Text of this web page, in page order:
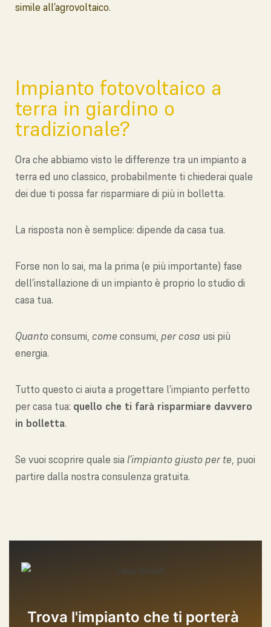
simile all’agrovoltaico.
Impianto fotovoltaico a
terra in giardino o
tradizionale?
Ora che abbiamo visto le differenze tra un impianto a
terra ed uno classico, probabilmente ti chiederai quale
dei due ti possa far risparmiare di più in bolletta.
La risposta non è semplice: dipende da casa tua.
Forse non lo sai, ma la prima (e più importante) fase
dell’installazione di un impianto è proprio lo studio di
casa tua.
Quantoconsumi, come consumi, per cosa usi più
energia.
Tutto questo ci aiuta a progettare l’impianto perfetto
per casa tua: quello che ti farà risparmiare davvero
in bolletta.
Se vuoi scoprire quale sia l’impianto giusto per te, puoi
partire dalla nostra consulenza gratuita.
Trova l'impianto che ti porterà